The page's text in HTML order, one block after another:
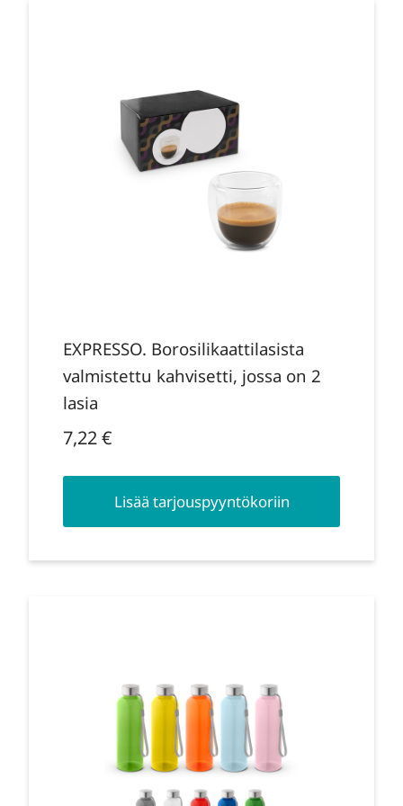
EXPRESSO. Borosilikaattilasista
valmistettu kahvisetti, jossa on 2
lasia
7,22€
Lisää tarjouspyyntökoriin